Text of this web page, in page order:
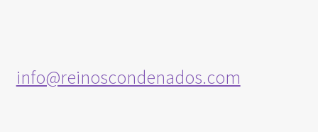
Política de cookies
info@reinoscondenados.com